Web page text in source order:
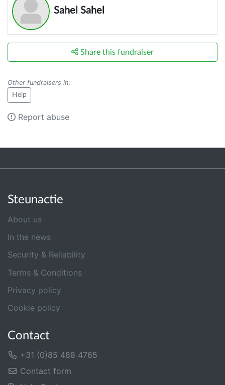
Sahel Sahel
Share this fundraiser
Other fundraisers in:
Help
Report abuse
Steunactie
About us
In the news
Security & Reliability
Terms & Conditions
Privacy policy
Cookie policy
Contact
+31 (0)85 488 4765
Contact form